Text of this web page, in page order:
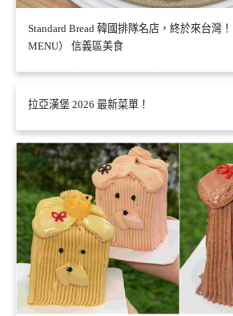
Standard Bread 韓國排隊名店，終於來台灣
MENU） 信義區美食
拉亞漢堡 2026 最新菜單！